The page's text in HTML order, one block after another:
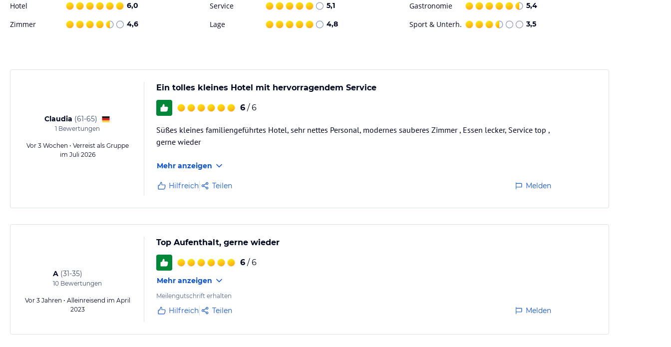
Hotel 6,0 Service 5,1 Gastronomie 5,4
Zimmer 4,6 Lage 4,8 Sport & Unterh. 3,5
Claudia (61-65)
1 Bewertungen
Vor 3 Wochen • Verreist als Gruppe
im Juli 2026
Ein tolles kleines Hotel mit hervorragendem Service
6 / 6
Süßes kleines familiengeführtes Hotel, sehr nettes Personal, modernes sauberes Zimmer , Essen lecker, Service top ,
gerne wieder
Mehr anzeigen
Hilfreich Teilen Melden
A (31-35)
10 Bewertungen
Vor 3 Jahren • Alleinreisend im April
2023
Top Aufenthalt, gerne wieder
6 / 6
Mehr anzeigen
Meilengutschrift erhalten
Hilfreich Teilen Melden